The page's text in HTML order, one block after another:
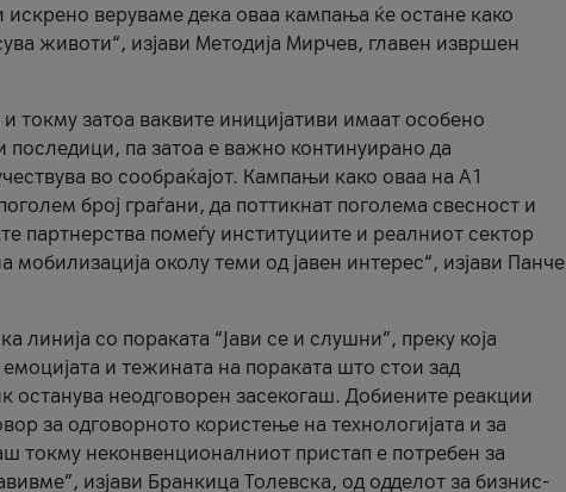
веруваме дека оваа кампања ќе остане како
животи“, изјави Методија Мирчев, главен извршен
токму затоа ваквите иницијативи имаат особено
па затоа е важно континуирано да
во сообраќајот. Кампањи како оваа на A1
број граѓани, да поттикнат поголема свесност и
партнерства помеѓу институциите и реалниот сектор
околу теми од јавен интерес“, изјави Панче
со пораката “Јави се и слушни”, преку која
и тежината на пораката што стои зад
останува неодговорен засекогаш. Добиените реакции
за одговорното користење на технологијата и за
токму неконвенционалниот пристап е потребен за
изјави Бранкица Толевска, од одделот за бизнис-